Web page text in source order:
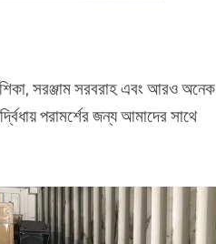
সরঞ্জাম সরবরাহ এবং আরও অনেক
পরামর্শের জন্য আমাদের সাথে